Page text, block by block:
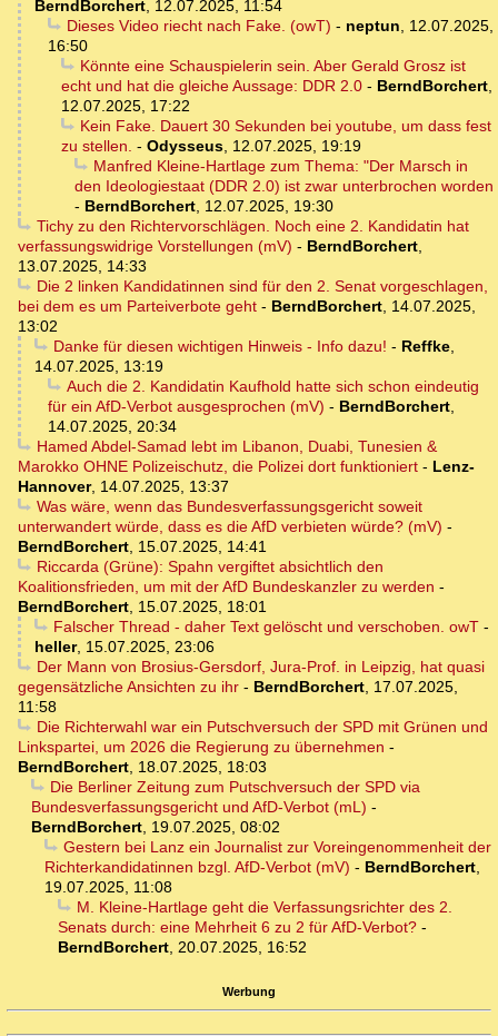
BerndBorchert, 12.07.2025, 11:54
Dieses Video riecht nach Fake. (owT) - neptun, 12.07.2025,
16:50
Könnte eine Schauspielerin sein. Aber Gerald Grosz ist
echt und hat die gleiche Aussage: DDR 2.0 - BerndBorchert,
12.07.2025, 17:22
Kein Fake. Dauert 30 Sekunden bei youtube, um dass fest
zu stellen. - Odysseus, 12.07.2025, 19:19
Manfred Kleine-Hartlage zum Thema: "Der Marsch in
den Ideologiestaat (DDR 2.0) ist zwar unterbrochen worden
- BerndBorchert, 12.07.2025, 19:30
Tichy zu den Richtervorschlägen. Noch eine 2. Kandidatin hat
verfassungswidrige Vorstellungen (mV) - BerndBorchert,
13.07.2025, 14:33
Die 2 linken Kandidatinnen sind für den 2. Senat vorgeschlagen,
bei dem es um Parteiverbote geht - BerndBorchert, 14.07.2025,
13:02
Danke für diesen wichtigen Hinweis - Info dazu! - Reffke,
14.07.2025, 13:19
Auch die 2. Kandidatin Kaufhold hatte sich schon eindeutig
für ein AfD-Verbot ausgesprochen (mV) - BerndBorchert,
14.07.2025, 20:34
Hamed Abdel-Samad lebt im Libanon, Duabi, Tunesien &
Marokko OHNE Polizeischutz, die Polizei dort funktioniert - Lenz-
Hannover, 14.07.2025, 13:37
Was wäre, wenn das Bundesverfassungsgericht soweit
unterwandert würde, dass es die AfD verbieten würde? (mV) -
BerndBorchert, 15.07.2025, 14:41
Riccarda (Grüne): Spahn vergiftet absichtlich den
Koalitionsfrieden, um mit der AfD Bundeskanzler zu werden -
BerndBorchert, 15.07.2025, 18:01
Falscher Thread - daher Text gelöscht und verschoben. owT-
heller, 15.07.2025, 23:06
Der Mann von Brosius-Gersdorf, Jura-Prof. in Leipzig, hat quasi
gegensätzliche Ansichten zu ihr - BerndBorchert, 17.07.2025,
11:58
Die Richterwahl war ein Putschversuch der SPD mit Grünen und
Linkspartei, um 2026 die Regierung zu übernehmen -
BerndBorchert, 18.07.2025, 18:03
Die Berliner Zeitung zum Putschversuch der SPD via
Bundesverfassungsgericht und AfD-Verbot (mL) -
BerndBorchert, 19.07.2025, 08:02
Gestern bei Lanz ein Journalist zur Voreingenommenheit der
Richterkandidatinnen bzgl. AfD-Verbot (mV) - BerndBorchert,
19.07.2025, 11:08
M. Kleine-Hartlage geht die Verfassungsrichter des 2.
Senats durch: eine Mehrheit 6 zu 2 für AfD-Verbot? -
BerndBorchert, 20.07.2025, 16:52
Werbung